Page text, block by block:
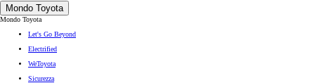
Mondo Toyota
Mondo Toyota
Let's Go Beyond
Electrified
WeToyota
Sicurezza